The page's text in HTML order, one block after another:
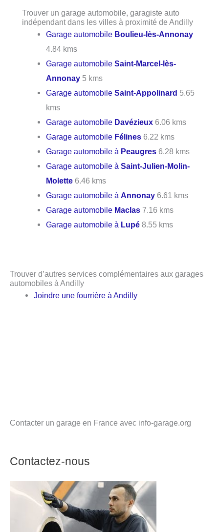
Trouver un garage automobile, garagiste auto
indépendant dans les villes à proximité de Andilly
Garage automobile Boulieu-lès-Annonay
4.84 kms
Garage automobileSaint-Marcel-lès-
Annonay 5 kms
Garage automobileSaint-Appolinard 5.65
kms
Garage automobile Davézieux 6.06 kms
Garage automobile Félines 6.22 kms
Garage automobile à Peaugres 6.28 kms
Garage automobile àSaint-Julien-Molin-
Molette 6.46 kms
Garage automobile à Annonay 6.61 kms
Garage automobile Maclas 7.16 kms
Garage automobile à Lupé 8.55 kms
Trouver d’autres services complémentaires aux garages
automobiles à Andilly
Joindre une fourrière à Andilly
Contacter un garage en France avec info-garage.org
Contactez-nous